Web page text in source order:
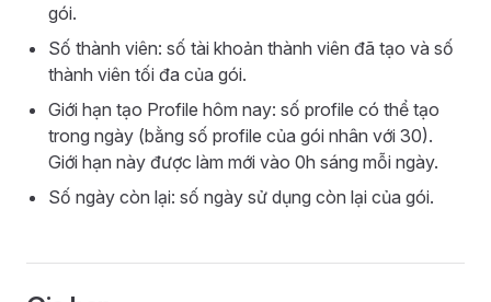
gói.
Số thành viên: số tài khoản thành viên đã tạo và số
thành viên tối đa của gói.
Giới hạn tạo Profile hôm nay: số profile có thể tạo
trong ngày (bằng số profile của gói nhân với 30).
Giới hạn này được làm mới vào 0h sáng mỗi ngày.
Số ngày còn lại: số ngày sử dụng còn lại của gói.